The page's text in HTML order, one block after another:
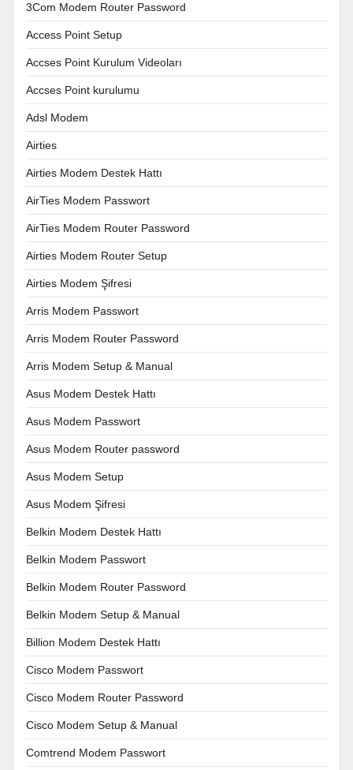
3Com Modem Router Password
Access Point Setup
Accses Point Kurulum Videoları
Accses Point kurulumu
Adsl Modem
Airties
Airties Modem Destek Hattı
AirTies Modem Passwort
AirTies Modem Router Password
Airties Modem Router Setup
Airties Modem Şifresi
Arris Modem Passwort
Arris Modem Router Password
Arris Modem Setup & Manual
Asus Modem Destek Hattı
Asus Modem Passwort
Asus Modem Router password
Asus Modem Setup
Asus Modem Şifresi
Belkin Modem Destek Hattı
Belkin Modem Passwort
Belkin Modem Router Password
Belkin Modem Setup & Manual
Billion Modem Destek Hattı
Cisco Modem Passwort
Cisco Modem Router Password
Cisco Modem Setup & Manual
Comtrend Modem Passwort